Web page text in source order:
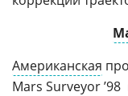
Американская
Mars Surveyor ’98